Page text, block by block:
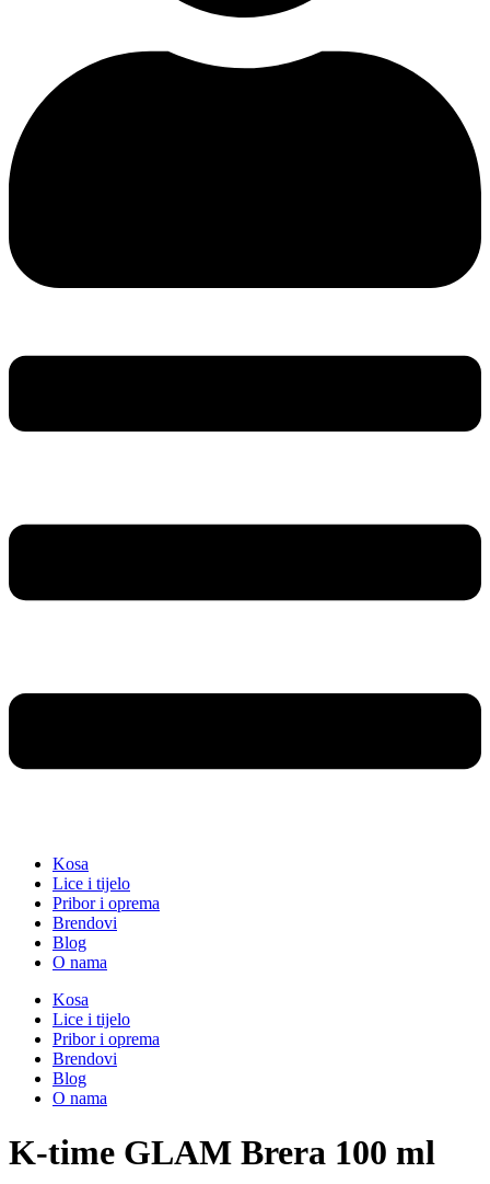
Kosa
Lice i tijelo
Pribor i oprema
Brendovi
Blog
O nama
Kosa
Lice i tijelo
Pribor i oprema
Brendovi
Blog
O nama
K-time GLAM Brera 100 ml